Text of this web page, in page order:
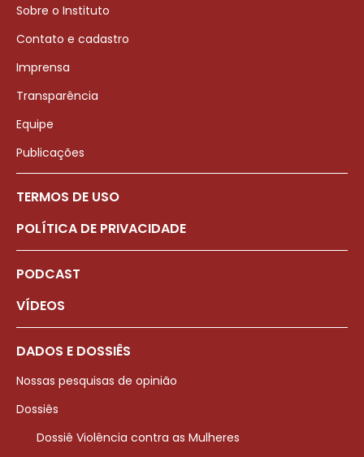
Sobre o Instituto
Contato e cadastro
Imprensa
Transparência
Equipe
Publicações
TERMOS DE USO
POLÍTICA DE PRIVACIDADE
PODCAST
VÍDEOS
DADOS E DOSSIÊS
Nossas pesquisas de opinião
Dossiês
Dossiê Violência contra as Mulheres